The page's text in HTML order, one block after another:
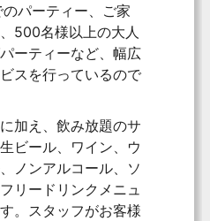
パーティー、ご家
500名様以上の大人
ーティーなど、幅広
スを行っているので
加え、飲み放題のサ
ビール、ワイン、ウ
ノンアルコール、ソ
リードリンクメニュ
。スタッフがお客様